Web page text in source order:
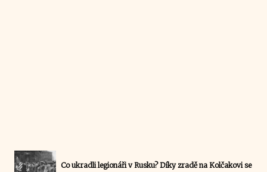
Co ukradli legionáři v Rusku? Díky zradě na Kolčakovi se